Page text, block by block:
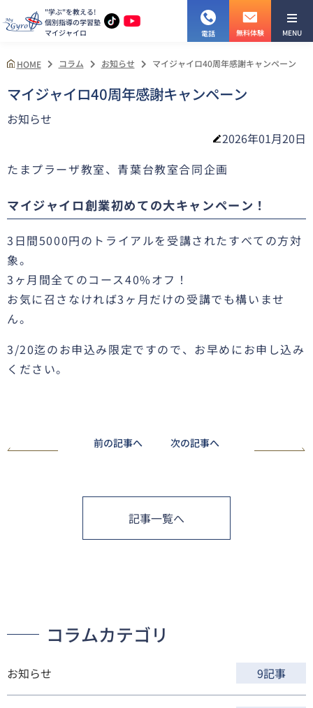
"学ぶ"を教える!
個別指導の学習塾
マイジャイロ
電話 無料体験 MENU
HOME コラム お知らせ マイジャイロ40周年感謝キャンペーン
マイジャイロ40周年感謝キャンペーン
お知らせ
2026年01月20日
たまプラーザ教室、青葉台教室合同企画
マイジャイロ創業初めての大キャンペーン！
3日間5000円のトライアルを受講されたすべての方対
象。
3ヶ月間全てのコース40%オフ！
お気に召さなければ3ヶ月だけの受講でも構いませ
ん。
3/20迄のお申込み限定ですので、お早めにお申し込み
ください。
前の記事へ 次の記事へ
記事一覧へ
コラムカテゴリ
お知らせ 9記事